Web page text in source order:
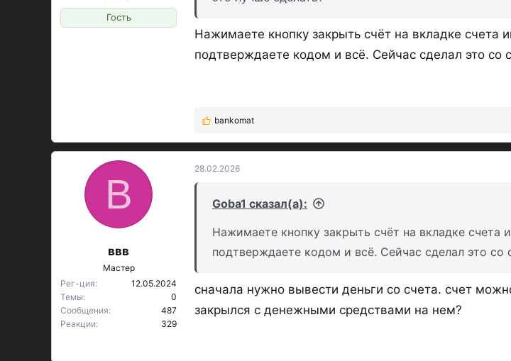
Важно, есть
Скриншоты на
Гость
Нажимаете кнопку закрыть счёт на вкладке счета
подтверждаете кодом и всё. Сейчас сделал это со
Р
е
а
к
bankomat
В
ввв
Мастер
Рег-ция
12.05.2024
Темы
0
Сообщения
487
Реакции
329
28.02.2026
Goba1 сказал(а):
Нажимаете кнопку закрыть счёт на вкладке счета
подтверждаете кодом и всё. Сейчас сделал это
сначала нужно вывести деньги со счета. счет
закрылся с денежными средствами на нем?